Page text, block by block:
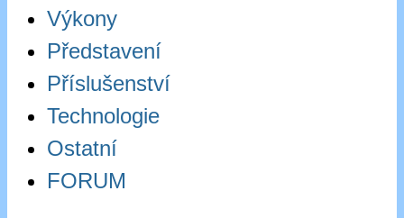
Výkony
Představení
Příslušenství
Technologie
Ostatní
FORUM